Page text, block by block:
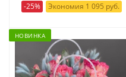
-25%
Экономия 1 095 руб.
НОВИНКА